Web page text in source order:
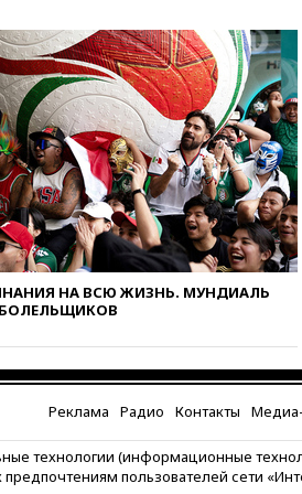
вчера, 22:28Бессент
анонсировал скорое
соглашение о прекращении
огня США и Ирана
вчера, 22:15 Три человека
получили ножевые ранения
при нападении в Чехии
вчера, 22:00Путин поручил
выделить средства на новые
РЛС для Белгородской
области
вчера, 21:56 The Atlantic: Маск
отказал Украине в
вчера, 21:35После пожара на
складе в Брянске возбудили
вчера, 21:26Лидеры сборной
РФ по гимнастике получили
НА ВСЮ ЖИЗНЬ. МУНДИАЛЬ
Реклама Радио Контакты
технологии (информационные
пользователей сети